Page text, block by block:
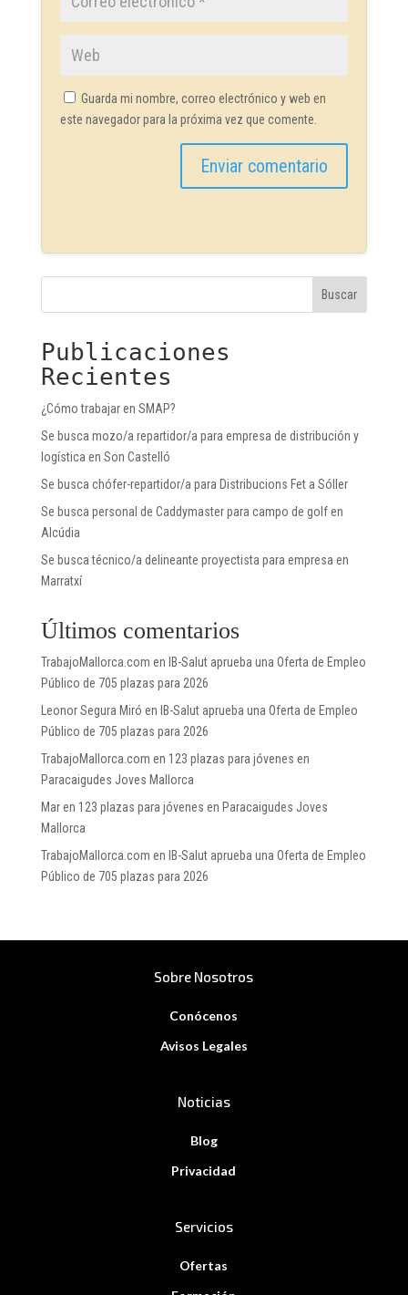
Guarda mi nombre, correo electrónico y web en
este navegador para la próxima vez que comente.
Buscar
Publicaciones
Recientes
¿Cómo trabajar en SMAP?
Se busca mozo/a repartidor/a para empresa de distribución y
logística en Son Castelló
Se busca chófer-repartidor/a para Distribucions Fet a Sóller
Se busca personal de Caddymaster para campo de golf en
Alcúdia
Se busca técnico/a delineante proyectista para empresa en
Marratxí
Últimos comentarios
TrabajoMallorca.com en IB-Salut aprueba una Oferta de Empleo
Público de 705 plazas para 2026
Leonor Segura Miró en IB-Salut aprueba una Oferta de Empleo
Público de 705 plazas para 2026
TrabajoMallorca.com en 123 plazas para jóvenes en
Paracaigudes Joves Mallorca
Maren 123 plazas para jóvenes en Paracaigudes Joves
Mallorca
TrabajoMallorca.com en IB-Salut aprueba una Oferta de Empleo
Público de 705 plazas para 2026
Sobre Nosotros
Conócenos
Avisos Legales
Noticias
Blog
Privacidad
Servicios
Ofertas